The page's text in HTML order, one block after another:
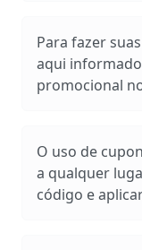
Para fazer
aqui
promocional
O uso de
a qualquer
código e